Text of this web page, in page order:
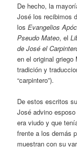
De hecho, la
José los recibimos
losEvangelios
Pseudo Mateo, el
de José el
en el original griego
tradición y
“carpintero”).
De estos escritos
José advino
era viudo y que
frente a los demás
muestran con su